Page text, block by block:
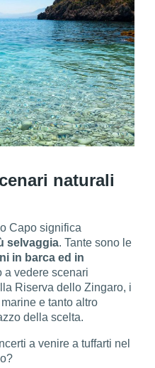
naturali
Capo significa
selvaggia. Tante sono le
in barca ed in
a vedere scenari
Riserva dello Zingaro, i
e tanto altro
della scelta.
a venire a tuffarti nel